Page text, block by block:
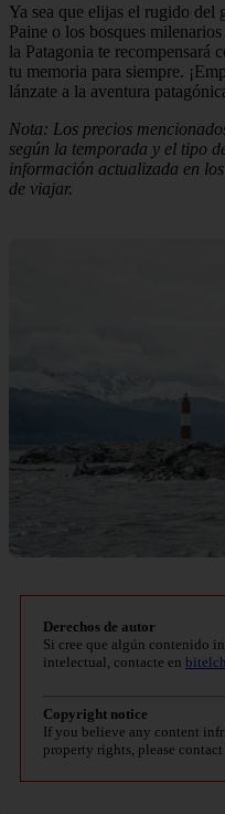
Ya sea que elijas el rugido
Paine o los bosques
la Patagonia te recompensará
tu memoria para siempre.
lánzate a la aventura
Nota: Los precios
según la temporada y el tipo
información actualizada en
de viajar.
Derechos de autor
Si cree que algún contenido
intelectual, contacte en
Copyright notice
If you believe any content
property rights, please contact